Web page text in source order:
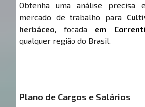
Obtenha uma análise precisa
mercado de trabalho para
herbáceo, focada em
qualquer região do Brasil.
Plano de Cargos e Salários